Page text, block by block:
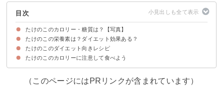
目次
たけのこのカロリー・糖質は？【写真】
たけのこ(生・ゆで・水煮缶詰)のカロリー・糖質など栄養価
たけのこ(ゆで)のカロリー・糖質量を他の野菜と比較
ゆでたたけのこ(100g)のカロリーを消費するのに必要な運動量
たけのこの栄養素は？ダイエット効果ある？
①チロシン
②カリウム
③食物繊維
④亜鉛
たけのこのダイエット向きレシピ
①たけのこご飯
②たけのこの煮物
③たけのこの刺身
④味噌汁
たけのこのカロリーに注意して食べよう
（このページにはPRリンクが含まれています）